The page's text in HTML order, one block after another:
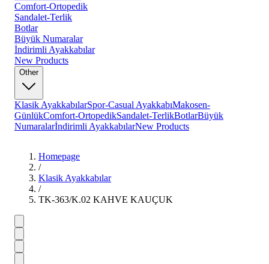
Comfort-Ortopedik
Sandalet-Terlik
Botlar
Büyük Numaralar
İndirimli Ayakkabılar
New Products
Other
Klasik AyakkabılarSpor-Casual AyakkabıMakosen-
GünlükComfort-OrtopedikSandalet-TerlikBotlarBüyük
Numaralarİndirimli AyakkabılarNew Products
Homepage
/
Klasik Ayakkabılar
/
TK-363/K.02 KAHVE KAUÇUK